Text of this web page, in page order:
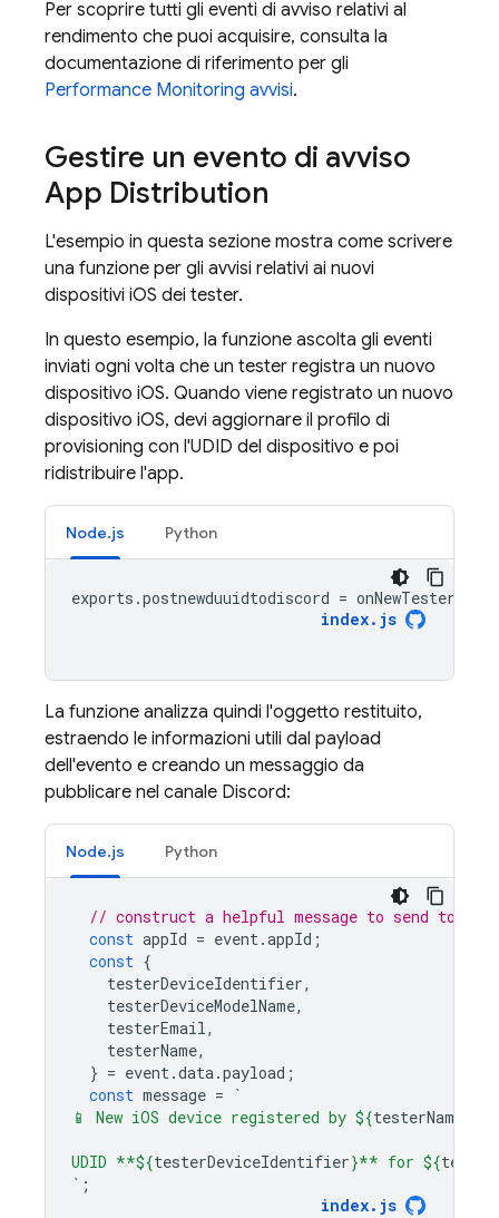
Per scoprire tutti gli eventi di avviso relativi al
rendimento che puoi acquisire, consulta la
documentazione di riferimento per gli
Performance Monitoring avvisi.
Gestire un evento di avviso
App Distribution
L'esempio in questa sezione mostra come scrivere
una funzione per gli avvisi relativi ai nuovi
dispositivi iOS dei tester.
In questo esempio, la funzione ascolta gli eventi
inviati ogni volta che un tester registra un nuovo
dispositivo iOS. Quando viene registrato un nuovo
dispositivo iOS, devi aggiornare il profilo di
provisioning con l'UDID del dispositivo e poi
ridistribuire l'app.
Node.js Python
exports .postnewduuidtodiscord =
index. js
La funzione analizza quindi l'oggetto restituito,
estraendo le informazioni utili dal payload
dell'evento e creando un messaggio da
pubblicare nel canale Discord:
Node.js Python
// construct a helpful message to send to
const appId = event.appId ;
const {
testerDeviceIdentifier,
testerDeviceModelName,
testerEmail,
testerName,
} = event.data.payload ;
const message =
`
📱 New iOS device registered by ${testerName
UDID **${testerDeviceIdentifier}** for ${
` ;
index. js